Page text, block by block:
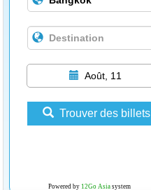
Août, 11
Trouver des billets
Powered by 12Go Asiasystem